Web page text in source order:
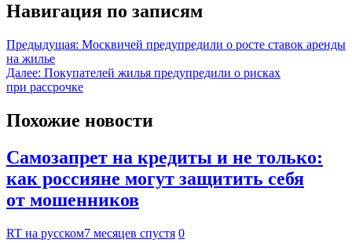
Навигация по записям
Предыдущая: Москвичей предупредили о росте ставок аренды
на жилье
Далее: Покупателей жилья предупредили о рисках
при рассрочке
Похожие новости
Самозапрет на кредиты и не только:
как россияне могут защитить себя
от мошенников
RT на русском7 месяцев спустя 0